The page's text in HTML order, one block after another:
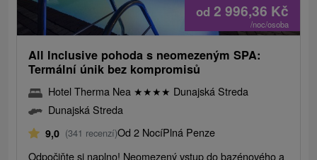
od 2 996,36 Kč
/noc/osoba
All Inclusive pohoda s neomezeným SPA:
Termální únik bez kompromisů
Hotel Therma Nea ★★★★ Dunajská Streda
Dunajská Streda
9,0 (341 recenzí)Od 2 NocíPlná Penze
Odpočiňte si naplno! Neomezený vstup do bazénového a